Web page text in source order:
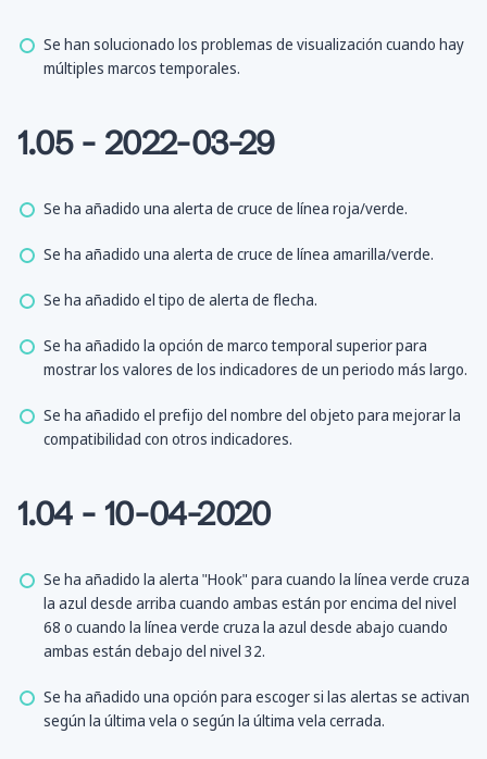
Se han solucionado los problemas de visualización cuando hay
múltiples marcos temporales.
1.05 - 2022-03-29
Se ha añadido una alerta de cruce de línea roja/verde.
Se ha añadido una alerta de cruce de línea amarilla/verde.
Se ha añadido el tipo de alerta de flecha.
Se ha añadido la opción de marco temporal superior para
mostrar los valores de los indicadores de un periodo más largo.
Se ha añadido el prefijo del nombre del objeto para mejorar la
compatibilidad con otros indicadores.
1.04 - 10-04-2020
Se ha añadido la alerta "Hook" para cuando la línea verde cruza
la azul desde arriba cuando ambas están por encima del nivel
68 o cuando la línea verde cruza la azul desde abajo cuando
ambas están debajo del nivel 32.
Se ha añadido una opción para escoger si las alertas se activan
según la última vela o según la última vela cerrada.